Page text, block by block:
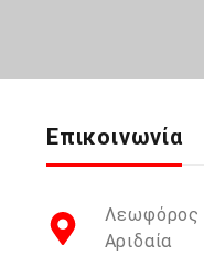
Επικοινωνία
Λεωφόρος
Αριδαία